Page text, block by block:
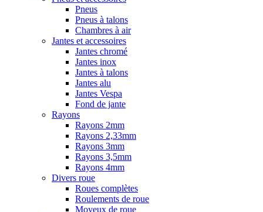
Pneus
Pneus à talons
Chambres à air
Jantes et accessoires
Jantes chromé
Jantes inox
Jantes à talons
Jantes alu
Jantes Vespa
Fond de jante
Rayons
Rayons 2mm
Rayons 2,33mm
Rayons 3mm
Rayons 3,5mm
Rayons 4mm
Divers roue
Roues complètes
Roulements de roue
Moyeux de roue